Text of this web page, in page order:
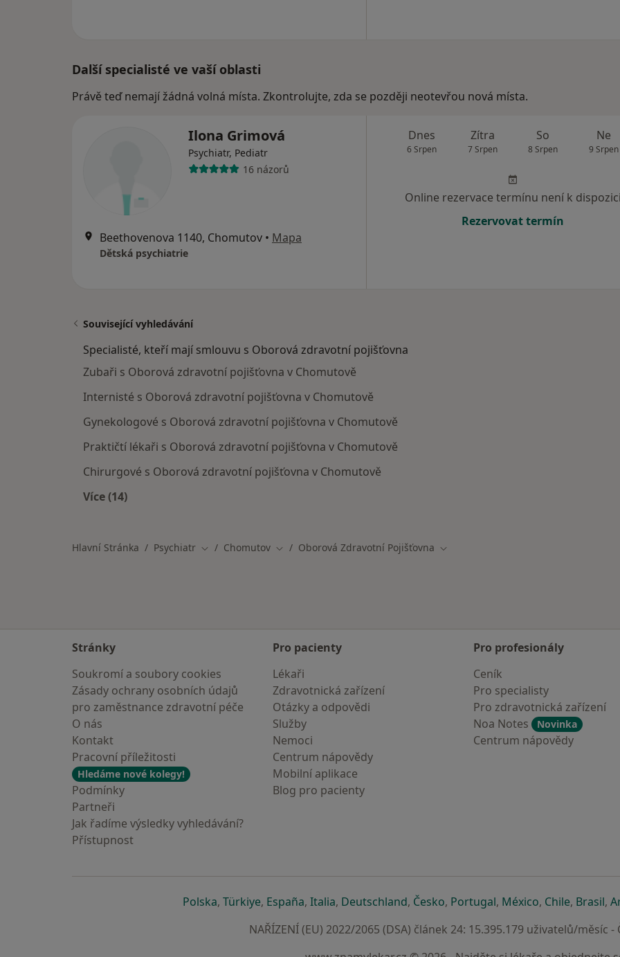
Další specialisté ve vaší oblasti
Právě teď nemají žádná volná místa. Zkontrolujte, zda se později neotevřou nová místa.
Ilona Grimová
Psychiatr, Pediatr
16 názorů
Beethovenova 1140, Chomutov • Mapa
Dětská psychiatrie
Dnes
6 Srpen
Zítra
7 Srpen
So
8 Srpen
Ne
9 Srpen
Online rezervace termínu není k dispozici
Rezervovat termín
Související vyhledávání
Specialisté, kteří mají smlouvu s Oborová zdravotní pojišťovna
Zubaři s Oborová zdravotní pojišťovna v Chomutově
Internisté s Oborová zdravotní pojišťovna v Chomutově
Gynekologové s Oborová zdravotní pojišťovna v Chomutově
Praktičtí lékaři s Oborová zdravotní pojišťovna v Chomutově
Chirurgové s Oborová zdravotní pojišťovna v Chomutově
Více (14)
Hlavní Stránka Psychiatr Změna města
Chomutov Změna města
Oborová Zdravotní Pojišťovna Změna města
Stránky
Soukromí a soubory cookies
Zásady ochrany osobních údajů
pro zaměstnance zdravotní péče
O nás
Kontakt
Pracovní příležitosti
Hledáme nové kolegy!
Podmínky
Partneři
Jak řadíme výsledky vyhledávání?
Přístupnost
Pro pacienty
Lékaři
Zdravotnická zařízení
Otázky a odpovědi
Služby
Nemoci
Centrum nápovědy
Mobilní aplikace
Blog pro pacienty
Pro profesionály
Ceník
Pro specialisty
Pro zdravotnická zařízení
Noa Notes
Novinka
Centrum nápovědy
Polskase otevře v nové záložce
, Türkiyese otevře v nové záložce
, Españase otevře v nové záložce
, Italiase otevře v nové záložce
, Deutschlandse otevře v nové záložce
, Českose otevře v nové záložce
, Portugalse otevře v nové
, Méxicose otevře v
, Chilese otevře
, Brasilse
,
NAŘÍZENÍ (EU) 2022/2065 (DSA) článek 24: 15.395.179 uživatelů/měsíc -